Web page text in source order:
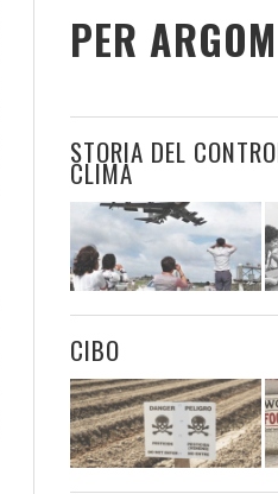
PER
STORIA DEL
CLIMA
CIBO